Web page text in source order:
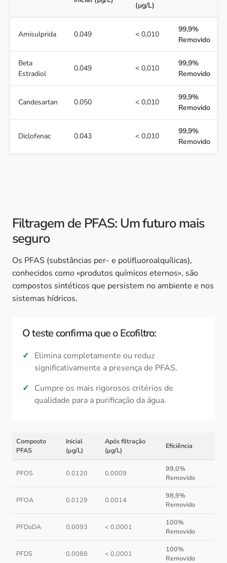
(µg/L)
Amisulprida 0.049 < 0,010
99,9%
Removido
Beta
Estradiol
0.049 < 0,010
99,9%
Removido
Candesartan 0.050 < 0,010
99,9%
Removido
Diclofenac 0.043 < 0,010
99,9%
Removido
Filtragem de PFAS: Um futuro mais
seguro
Os PFAS (substâncias per- e polifluoroalquílicas),
conhecidos como «produtos químicos eternos», são
compostos sintéticos que persistem no ambiente e nos
sistemas hídricos.
O teste confirma que o Ecofiltro:
Elimina completamente ou reduz
significativamente a presença de PFAS.
Cumpre os mais rigorosos critérios de
qualidade para a purificação da água.
Composto
PFAS
Inicial
(µg/L)
Após filtração
(µg/L)
Eficiência
PFOS 0.0120 0.0009
99,0%
Removido
PFOA 0.0129 0.0014
98,9%
Removido
PFDoDA 0.0093 < 0,0001
100%
Removido
PFDS 0.0088 < 0,0001
100%
Removido